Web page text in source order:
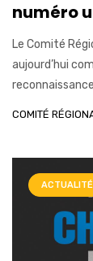
numéro
Le Comité
aujourd’hui
COMITÉ